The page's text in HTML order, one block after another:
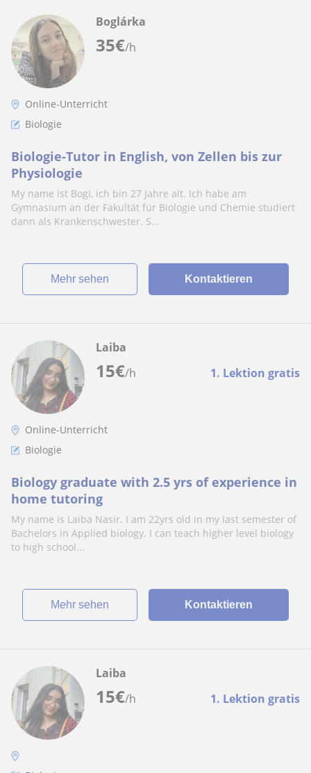
35€/h
Boglárka
Online-Unterricht
Biologie
Biologie-Tutor in English, von Zellen bis zur
Physiologie
My name ist Bogi, ich bin 27 Jahre alt. Ich habe am
Gymnasium an der Fakultät für Biologie und Chemie studiert
dann als Krankenschwester. S...
Mehr sehen Kontaktieren
15€/h 1. Lektion gratis
Laiba
Online-Unterricht
Biologie
Biology graduate with 2.5 yrs of experience in
home tutoring
My name is Laiba Nasir. I am 22yrs old in my last semester of
Bachelors in Applied biology. I can teach higher level biology
to high school...
Mehr sehen Kontaktieren
15€/h 1. Lektion gratis
Laiba